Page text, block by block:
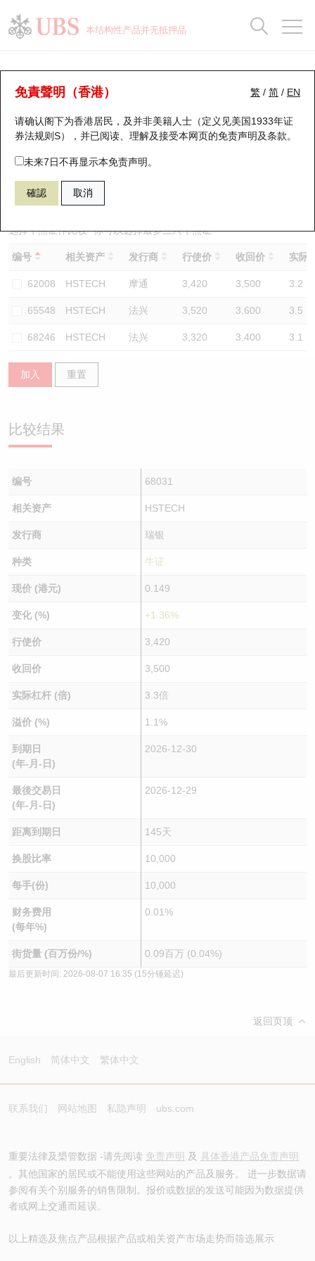
本结构性产品并无抵押品
繁 / 简 / EN
免責聲明（香港）
请确认阁下为香港居民，及并非美籍人士（定义见美国1933年证
券法规则S），并已阅读、理解及接受本网页的免责声明及条款。
未来7日不再显示本免责声明。
確認 取消
牛熊证分析仪
表现 街货统计 比较
68031 瑞银牛证 HSTECH 恒生科技指数
选择牛熊证作比较 *你可以选择最多三只牛熊证
编号 相关资产 发行商 行使价 收回价 实际
62008 HSTECH 摩通 3,420 3,500 3.2
65548 HSTECH 法兴 3,520 3,600 3.5
68246 HSTECH 法兴 3,320 3,400 3.1
加入 重置
比较结果
编号 68031
相关资产 HSTECH
发行商 瑞银
种类 牛证
现价 (港元) 0.149
变化 (%) +1.36%
行使价 3,420
收回价 3,500
实际杠杆 (倍) 3.3倍
溢价 (%) 1.1%
到期日
(年-月-日)
2026-12-30
最後交易日
(年-月-日)
2026-12-29
距离到期日 145天
换股比率 10,000
每手(份) 10,000
财务费用
(每年%)
0.01%
街货量 (百万份/%) 0.09百万 (0.04%)
最后更新时间: 2026-08-07 16:35 (15分锺延迟)
返回页顶
English 简体中文 繁体中文
联系我们 网站地图 私隐声明 ubs.com
重要法律及槼管数据 -请先阅读 免责声明 及 具体香港产品免责声明
。其他国家的居民或不能使用这些网站的产品及服务。 进一步数据请
参阅有关个别服务的销售限制。报价或数据的发送可能因为数据提供
者或网上交通而延误。
以上精选及焦点产品根据产品或相关资产市场走势而筛选展示
瑞银认股证一览
新发行瑞银认股证
即将到期认股证
认股证到期结算价查找
认股证分析仪
认股证速算机
认股证/牛熊证日志
认股证文件及公告
街货统计
比较
牛熊全景快搜
牛熊证搜寻
牛熊证街货分布图
正股牛熊证列表
新发行瑞银牛熊证
已收回牛熊证剩余价值
牛熊证到期结算价查找
牛熊证分析仪
牛熊证文件及公告
牛熊证文件及公告 (瑞信)
街货统计
比较
十大升幅/跌幅
十大认股证成交分布
十天股证占大市成交
资金流
街货统计
三十大平均引伸波幅
正股分析仪
二十大活跃股份
恒指成份股
国指成份股
科指成份股
相关资产沽空
中资ETFs溢价比较
AH 股价对照
ADR
收市竞价变化
持股比重
显示所有持股比重
每月轮证大市专题
轮证专栏
讲座及教育短片
认股证投资者教育
牛熊证投资者教育
认股证牛熊证常问问题